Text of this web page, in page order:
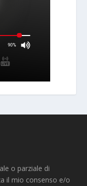
o parziale di
il mio consenso e/o